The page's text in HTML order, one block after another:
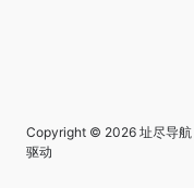
Copyright © 2026 址尽导航
驱动